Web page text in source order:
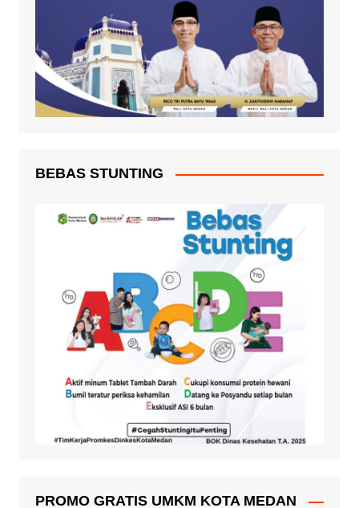
BEBAS STUNTING
PROMO GRATIS UMKM KOTA MEDAN